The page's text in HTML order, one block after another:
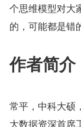
个思维模型对大
的，可能都是错
作者简介
常平，中科大硕
大数据资深首席